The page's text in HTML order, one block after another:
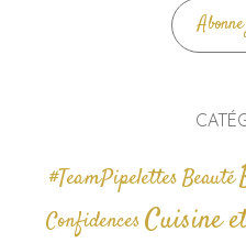
#TeamPipelettesBeauté
Confidences Cuisine